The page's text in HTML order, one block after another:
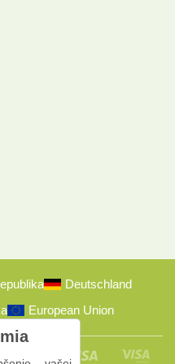
Deutschland
European Union